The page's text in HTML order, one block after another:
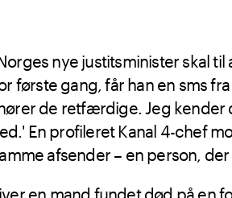
nye justitsminister skal til
første gang, får han en sms
de retfærdige. Jeg kender
En profileret Kanal 4-chef
afsender – en person,
en mand fundet død på en